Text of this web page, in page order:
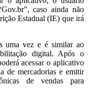
caso ainda não
Estadual (IE) que irá
uma vez e é similar ao
digital. Após o
acessar o aplicativo
de mercadorias e emitir
de vendas para